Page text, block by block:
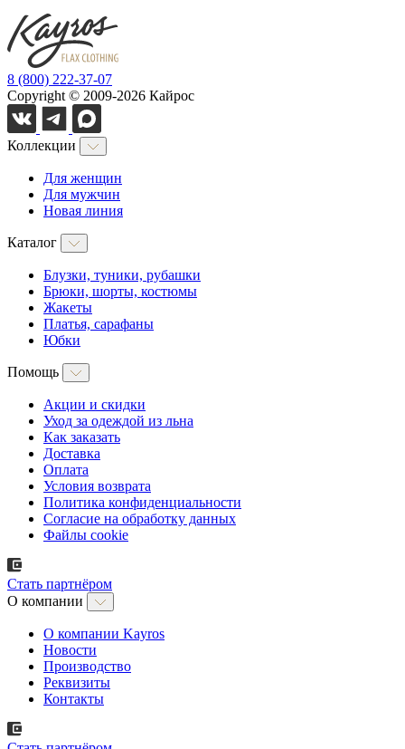
8 (800) 222-37-07
Copyright © 2009-2026 Кайрос
Коллекции
Для женщин
Для мужчин
Новая линия
Каталог
Блузки, туники, рубашки
Брюки, шорты, костюмы
Жакеты
Платья, сарафаны
Юбки
Помощь
Акции и скидки
Уход за одеждой из льна
Как заказать
Доставка
Оплата
Условия возврата
Политика конфиденциальности
Согласие на обработку данных
Файлы cookie
Стать партнёром
О компании
О компании Kayros
Новости
Производство
Реквизиты
Контакты